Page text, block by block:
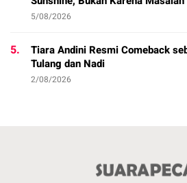
5/08/2026
5.
Tiara Andini Resmi Comeback
Tulang dan Nadi
2/08/2026